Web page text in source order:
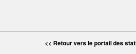
<< Retour vers le portail des